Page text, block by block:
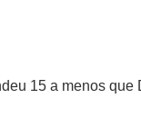
15 a menos que